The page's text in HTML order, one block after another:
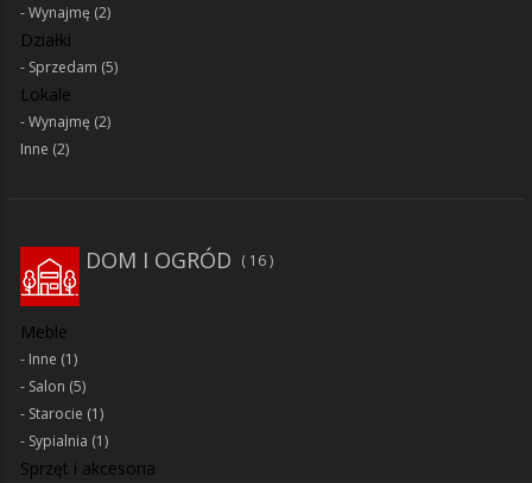
Wynajmę (2)
Działki
Sprzedam (5)
Lokale
Wynajmę (2)
Inne (2)
DOM I OGRÓD 16
Meble
Inne (1)
Salon (5)
Starocie (1)
Sypialnia (1)
Sprzęt i akcesoria